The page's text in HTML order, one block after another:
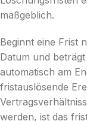
maßgeblich.
Beginnt eine Frist
Datum und
automatisch am
fristauslösende
werden, ist das